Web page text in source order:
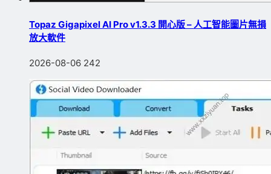
Topaz Gigapixel AI Pro v1.3.3 開心版 – 人工智能圖片無損
放大軟件
2026-08-06 242